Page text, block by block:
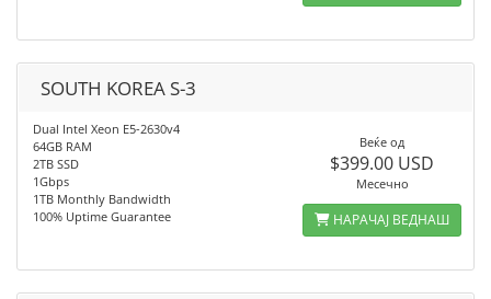
SOUTH KOREA S-3
Dual Intel Xeon E5-2630v4
64GB RAM
2TB SSD
1Gbps
1TB Monthly Bandwidth
100% Uptime Guarantee
Веќе од
$399.00 USD
Месечно
НАРАЧАЈ ВЕДНАШ